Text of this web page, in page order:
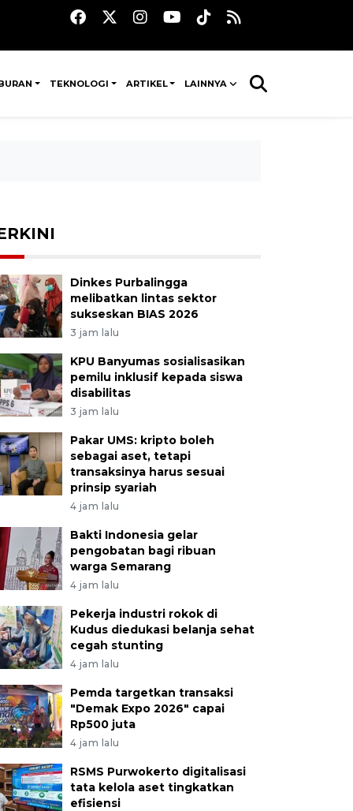
TEKNOLOGI ARTIKEL LAINNYA
Dinkes Purbalingga
melibatkan lintas sektor
sukseskan BIAS 2026
3 jam lalu
KPU Banyumas sosialisasikan
pemilu inklusif kepada siswa
disabilitas
3 jam lalu
Pakar UMS: kripto boleh
sebagai aset, tetapi
transaksinya harus sesuai
prinsip syariah
4 jam lalu
Bakti Indonesia gelar
pengobatan bagi ribuan
warga Semarang
4 jam lalu
Pekerja industri rokok di
Kudus diedukasi belanja sehat
cegah stunting
4 jam lalu
Pemda targetkan transaksi
"Demak Expo 2026" capai
Rp500 juta
4 jam lalu
RSMS Purwokerto digitalisasi
tata kelola aset tingkatkan
efisiensi